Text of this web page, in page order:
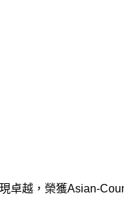
卓越，榮獲Asian-